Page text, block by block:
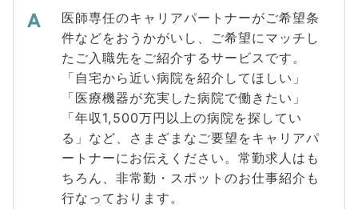
医師専任のキャリアパートナーがご希望条
件などをおうかがいし、ご希望にマッチし
たご入職先をご紹介するサービスです。
「自宅から近い病院を紹介してほしい」
「医療機器が充実した病院で働きたい」
「年収1,500万円以上の病院を探してい
る」など、さまざまなご要望をキャリアパ
ートナーにお伝えください。常勤求人はも
ちろん、非常勤・スポットのお仕事紹介も
行なっております。